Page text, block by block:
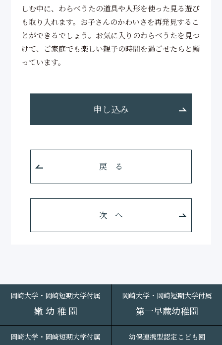
オープンキャンパス
Open Campus
受験生の方
Admission
在学生の方
しむ中に、わらべうたの道具や人形を使った見る遊び
も取り入れます。お子さんのかわいさを再発見するこ
とができるでしょう。お気に入りのわらべうたを見つ
けて、ご家庭でも楽しい親子の時間を過ごせたらと願
っています。
申し込み
戻 る
次 へ
岡崎大学・岡崎短期大学付属
嫩 幼 稚 園
岡崎大学・岡崎短期大学付属
第一早蕨幼稚園
岡崎大学・岡崎短期大学付属 幼保連携型認定こども園